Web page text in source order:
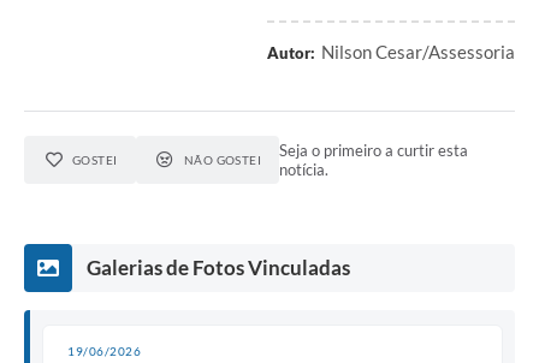
Autor: Nilson Cesar/Assessoria
GOSTEI NÃO GOSTEI
Seja o primeiro a curtir esta
notícia.
Galerias de Fotos Vinculadas
19/06/2026